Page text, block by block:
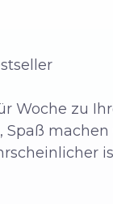
Woche zu
Spaß